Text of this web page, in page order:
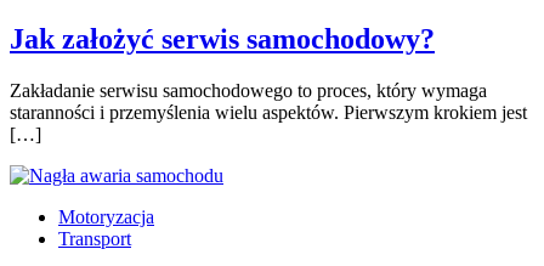
Jak założyć serwis samochodowy?
Zakładanie serwisu samochodowego to proces, który wymaga
staranności i przemyślenia wielu aspektów. Pierwszym krokiem jest
[…]
Motoryzacja
Transport